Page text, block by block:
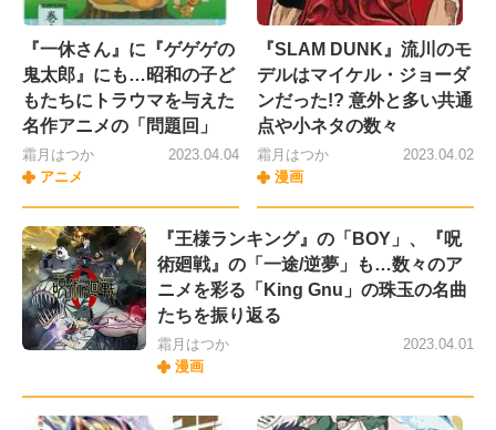
『一休さん』に『ゲゲゲの
鬼太郎』にも…昭和の子ど
もたちにトラウマを与えた
名作アニメの「問題回」
霜月はつか
アニメ
2023.04.04
『SLAM DUNK』流川のモ
デルはマイケル・ジョーダ
ンだった!? 意外と多い共通
点や小ネタの数々
霜月はつか
漫画
2023.04.02
『王様ランキング』の「BOY」、『呪
術廻戦』の「一途/逆夢」も…数々のア
ニメを彩る「King Gnu」の珠玉の名曲
たちを振り返る
霜月はつか
漫画
2023.04.01